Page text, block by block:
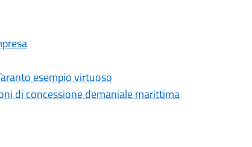
esempio virtuoso
di concessione demaniale marittima